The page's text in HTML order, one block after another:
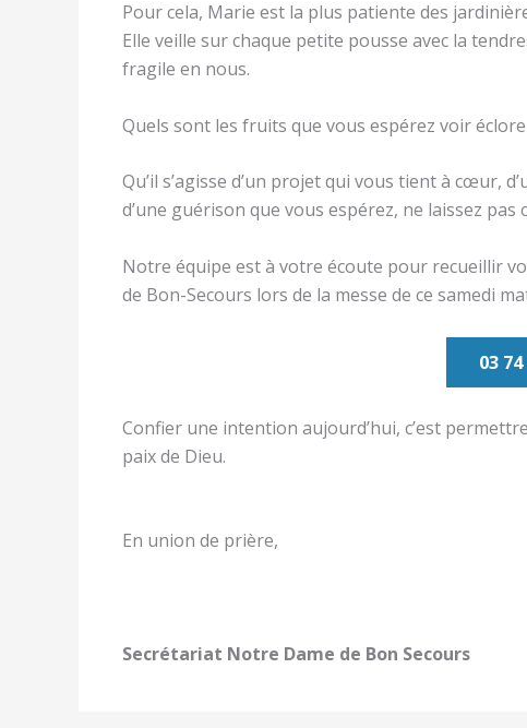
Pour cela, Marie est la plus patiente des
Elle veille sur chaque petite pousse avec la
fragile en nous.
Quels sont les fruits que vous espérez voir
Qu’il s’agisse d’un projet qui vous tient à cœur,
d’une guérison que vous espérez, ne laissez pas
Notre équipe est à votre écoute pour recueillir
de Bon-Secours lors de la messe de ce samedi
03
Confier une intention aujourd’hui, c’est
paix de Dieu.
En union de prière,
Secrétariat Notre Dame de Bon Secours